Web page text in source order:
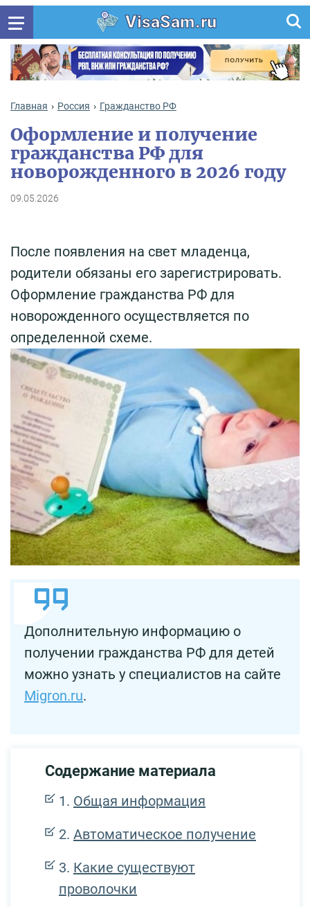
VisaSam.ru
Главная Россия Гражданство РФ
Оформление и получение
гражданства РФ для
новорожденного в 2026 году
09.05.2026
После появления на свет младенца,
родители обязаны его зарегистрировать.
Оформление гражданства РФ для
новорожденного осуществляется по
определенной схеме.
Дополнительную информацию о
получении гражданства РФ для детей
можно узнать у специалистов на сайте
Migron.ru.
Содержание материала
Общая информация
Автоматическое получение
Какие существуют
проволочки